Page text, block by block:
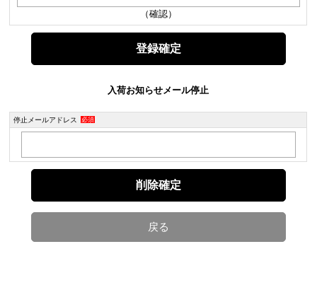
（確認）
入荷お知らせメール停止
停止メールアドレス 必須